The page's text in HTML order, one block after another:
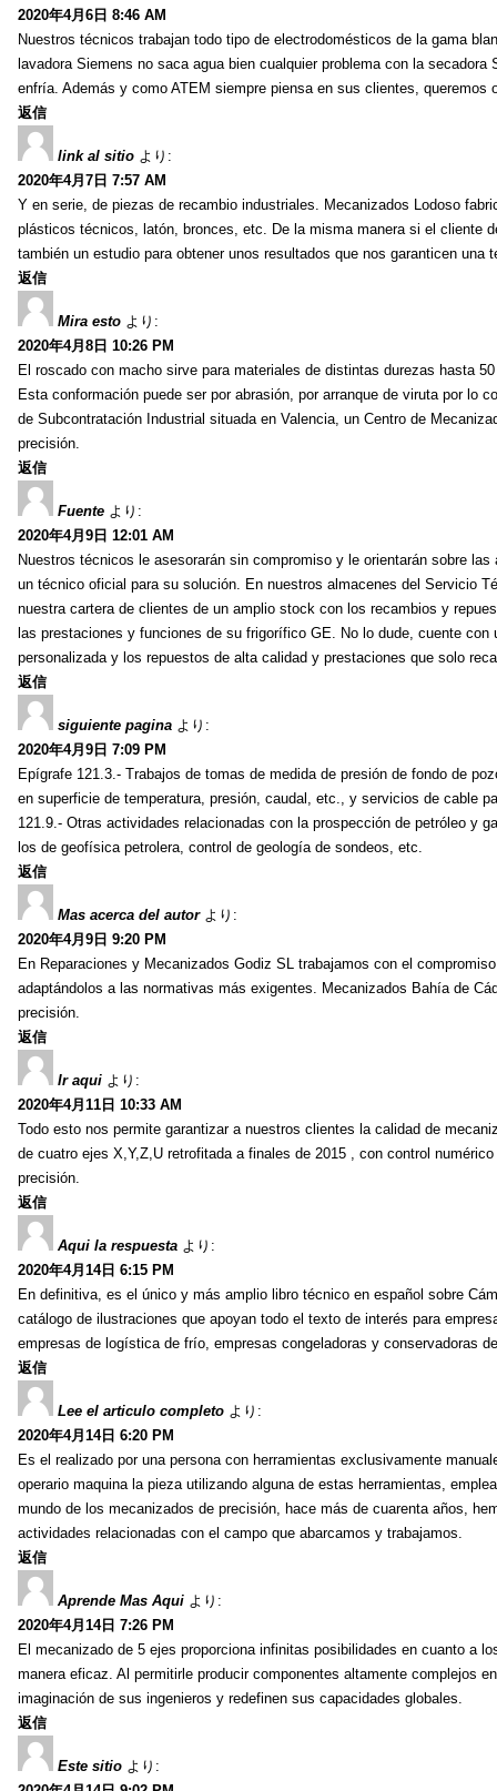
2020年4月6日 8:46 AM
Nuestros técnicos trabajan todo tipo de electrodomésticos de la gama
lavadora Siemens no saca agua bien cualquier problema con la
enfría. Además y como ATEM siempre piensa en sus clientes,
返信
link al sitio より:
2020年4月7日 7:57 AM
Y en serie, de piezas de recambio industriales. Mecanizados Lodoso
plásticos técnicos, latón, bronces, etc. De la misma manera si el cliente
también un estudio para obtener unos resultados que nos garanticen
返信
Mira esto より:
2020年4月8日 10:26 PM
El roscado con macho sirve para materiales de distintas durezas hasta
Esta conformación puede ser por abrasión, por arranque de viruta por lo
de Subcontratación Industrial situada en Valencia, un Centro de
precisión.
返信
Fuente より:
2020年4月9日 12:01 AM
Nuestros técnicos le asesorarán sin compromiso y le orientarán sobre
un técnico oficial para su solución. En nuestros almacenes del Servicio
nuestra cartera de clientes de un amplio stock con los recambios y
las prestaciones y funciones de su frigorífico GE. No lo dude, cuente con
personalizada y los repuestos de alta calidad y prestaciones que solo
返信
siguiente pagina より:
2020年4月9日 7:09 PM
Epígrafe 121.3.- Trabajos de tomas de medida de presión de fondo de
en superficie de temperatura, presión, caudal, etc., y servicios de cable
121.9.- Otras actividades relacionadas con la prospección de petróleo y
los de geofísica petrolera, control de geología de sondeos, etc.
返信
Mas acerca del autor より:
2020年4月9日 9:20 PM
En Reparaciones y Mecanizados Godiz SL trabajamos con el
adaptándolos a las normativas más exigentes. Mecanizados Bahía de
precisión.
返信
Ir aqui より:
2020年4月11日 10:33 AM
Todo esto nos permite garantizar a nuestros clientes la calidad de
de cuatro ejes X,Y,Z,U retrofitada a finales de 2015 , con control
precisión.
返信
Aqui la respuesta より:
2020年4月14日 6:15 PM
En definitiva, es el único y más amplio libro técnico en español sobre
catálogo de ilustraciones que apoyan todo el texto de interés para
empresas de logística de frío, empresas congeladoras y conservadoras
返信
Lee el articulo completo より:
2020年4月14日 6:20 PM
Es el realizado por una persona con herramientas exclusivamente
operario maquina la pieza utilizando alguna de estas herramientas,
mundo de los mecanizados de precisión, hace más de cuarenta años,
actividades relacionadas con el campo que abarcamos y trabajamos.
返信
Aprende Mas Aqui より:
2020年4月14日 7:26 PM
El mecanizado de 5 ejes proporciona infinitas posibilidades en cuanto a
manera eficaz. Al permitirle producir componentes altamente complejos
imaginación de sus ingenieros y redefinen sus capacidades globales.
返信
Este sitio より: